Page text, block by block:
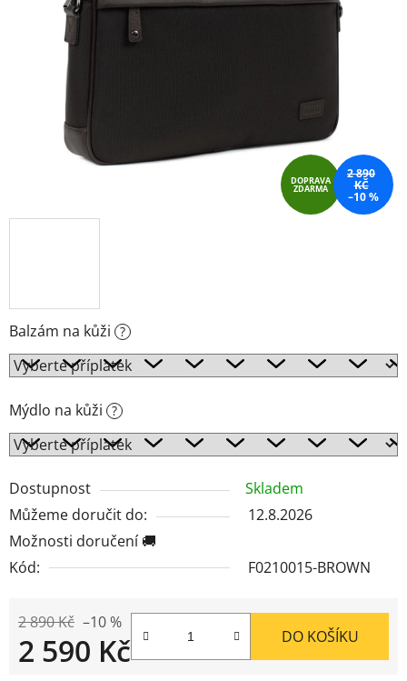
Balzám na kůži ?
Mýdlo na kůži ?
Dostupnost
Skladem
Můžeme doručit do:
12.8.2026
Možnosti doručení 🚚
Kód:
F0210015-BROWN
2 890 Kč –10 %
2 590 Kč DO KOŠÍKU
DOPRAVA
ZDARMA
2 890
KČ
–10 %